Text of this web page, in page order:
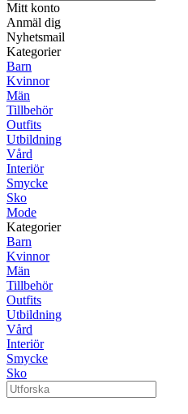
Mitt konto
Anmäl dig
Nyhetsmail
Kategorier
Barn
Kvinnor
Män
Tillbehör
Outfits
Utbildning
Vård
Interiör
Smycke
Sko
Mode
Kategorier
Barn
Kvinnor
Män
Tillbehör
Outfits
Utbildning
Vård
Interiör
Smycke
Sko